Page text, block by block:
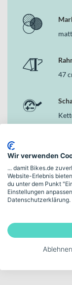
47
720
Wir verwenden
... damit Bikes.de
Website-Erlebnis
du unter dem Punkt
Einstellungen
Datenschutzerklärung.
Ablehnen